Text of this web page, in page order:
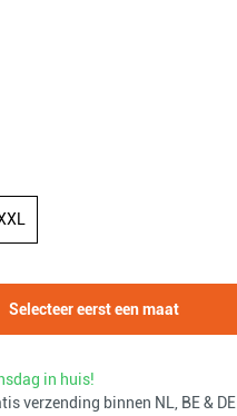
Selecteer eerst een maat
in huis!
verzending binnen NL, BE & DE.